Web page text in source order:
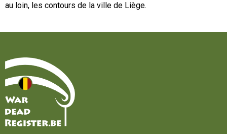
au loin, les contours de la ville de Liège.